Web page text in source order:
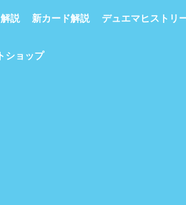
説 新カード解説 デュエマヒストリ
ショップ